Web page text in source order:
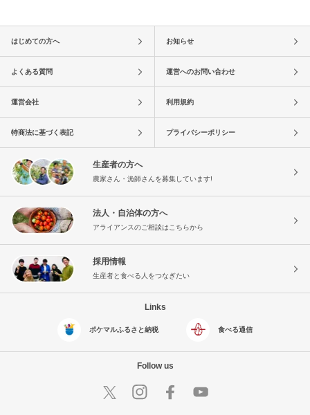
はじめての方へ お知らせ
よくある質問 運営へのお問い合わせ
運営会社 利用規約
特商法に基づく表記 プライバシーポリシー
生産者の方へ
農家さん・漁師さんを募集しています!
法人・自治体の方へ
アライアンスのご相談はこちらから
採用情報
生産者と食べる人をつなぎたい
Links
ポケマルふるさと納税 食べる通信
Follow us